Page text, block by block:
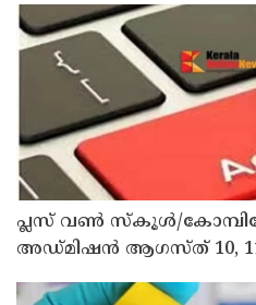
പ്ലസ് വൺ സ്‌കൂൾ/
അഡ്മിഷൻ ആഗസ്ത് 10,